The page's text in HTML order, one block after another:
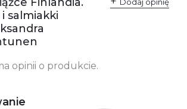
salmiakki
opinii o produkcie.